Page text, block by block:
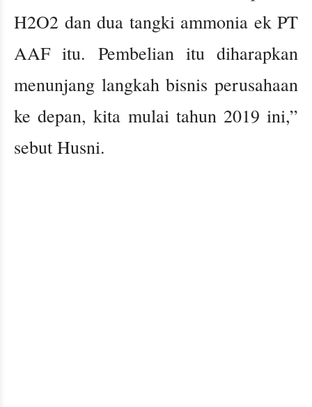
H2O2 dan dua tangki ammonia ek PT
AAF itu. Pembelian itu diharapkan
menunjang langkah bisnis perusahaan
ke depan, kita mulai tahun 2019 ini,”
sebut Husni.